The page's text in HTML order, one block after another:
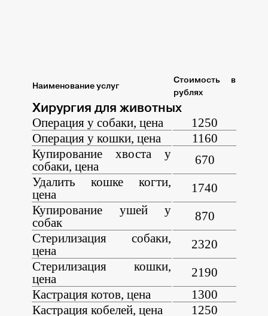
Наименование услуг
Стоимость в
рублях
Хирургия для животных
Операция у собаки, цена
1250
Операция у кошки, цена
1160
Купирование хвоста у
собаки, цена
670
Удалить кошке когти,
цена
1740
Купирование ушей у
собак
870
Стерилизация собаки,
цена
2320
Стерилизация кошки,
цена
2190
Кастрация котов, цена
1300
Кастрация кобелей, цена
1250